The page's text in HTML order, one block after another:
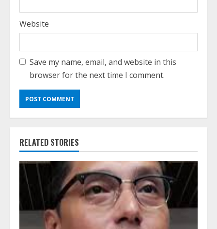
Website
Save my name, email, and website in this
browser for the next time I comment.
RELATED STORIES